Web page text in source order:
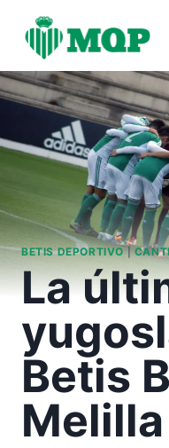
contenido
BETIS DEPORTIVO|
La
Betis
Melilla